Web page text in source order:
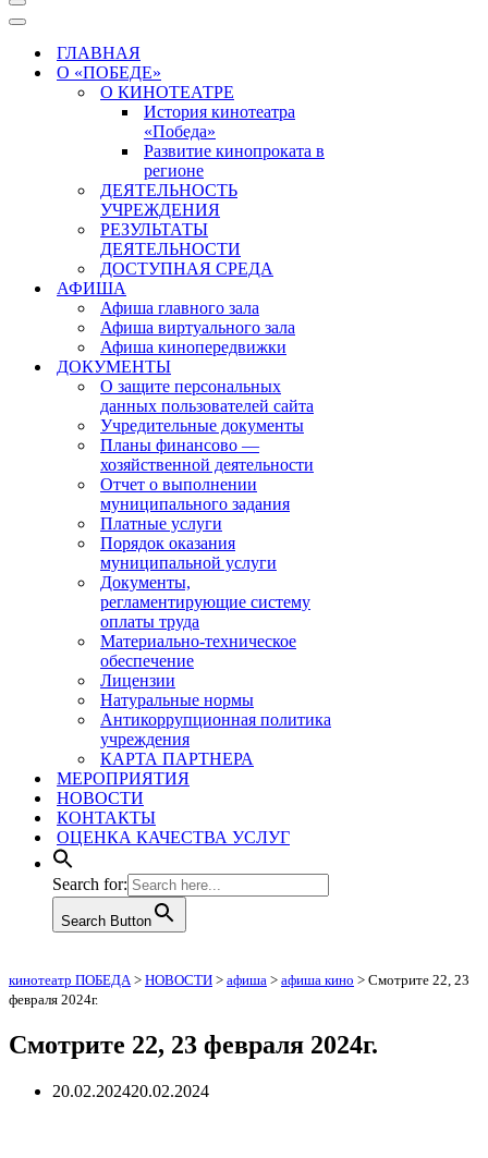
Меню
навигации
Меню
навигацииГЛАВНАЯ
О «ПОБЕДЕ»
О КИНОТЕАТРЕ
История кинотеатра
«Победа»
Развитие кинопроката в
регионе
ДЕЯТЕЛЬНОСТЬ
УЧРЕЖДЕНИЯ
РЕЗУЛЬТАТЫ
ДЕЯТЕЛЬНОСТИ
ДОСТУПНАЯ СРЕДА
АФИША
Афиша главного зала
Афиша виртуального зала
Афиша кинопередвижки
ДОКУМЕНТЫ
О защите персональных
данных пользователей сайта
Учредительные документы
Планы финансово —
хозяйственной деятельности
Отчет о выполнении
муниципального задания
Платные услуги
Порядок оказания
муниципальной услуги
Документы,
регламентирующие систему
оплаты труда
Материально-техническое
обеспечение
Лицензии
Натуральные нормы
Антикоррупционная политика
учреждения
КАРТА ПАРТНЕРА
МЕРОПРИЯТИЯ
НОВОСТИ
КОНТАКТЫ
ОЦЕНКА КАЧЕСТВА УСЛУГ
Search for:
Search Button
кинотеатр ПОБЕДА> НОВОСТИ > афиша > афиша кино > Смотрите 22, 23
февраля 2024г.
Смотрите 22, 23 февраля 2024г.
20.02.202420.02.2024